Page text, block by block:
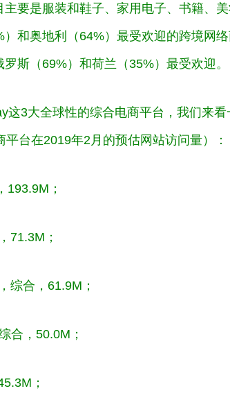
要是服装和鞋子、家用电子、书籍、
和奥地利（64%）最受欢迎的跨境网
罗斯（69%）和荷兰（35%）最受欢迎。
这3大全球性的综合电商平台，我们来
台在2019年2月的预估网站访问量）：
193.9M；
71.3M；
综合，61.9M；
合，50.0M；
；